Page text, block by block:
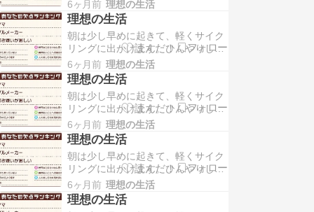
く一日を始められる瞬間です。 帰宅
後は、そのまま家でゆっく…
立ち寄ってコーヒーとパンを買い、
そのまま外でさっと朝食をとりま
す。静かな朝の時間に体を動かしつ
つ、好きな飲み物と一緒に気持ちよ
く一日を始められる瞬間です。 帰宅
後は、そのまま家でゆっく…
6ヶ月前 理想の生活
理想の生活
朝は少し早めに起きて、軽くサイク
リングに出かけます。ひんやりした
空気の中を走りながら、コンビニへ
立ち寄ってコーヒーとパンを買い、
そのまま外でさっと朝食をとりま
す。静かな朝の時間に体を動かしつ
つ、好きな飲み物と一緒に気持ちよ
く一日を始められる瞬間です。 帰宅
後は、そのまま家でゆっく…
6ヶ月前 理想の生活
理想の生活
朝は少し早めに起きて、軽くサイク
リングに出かけます。ひんやりした
空気の中を走りながら、コンビニへ
立ち寄ってコーヒーとパンを買い、
そのまま外でさっと朝食をとりま
す。静かな朝の時間に体を動かしつ
つ、好きな飲み物と一緒に気持ちよ
く一日を始められる瞬間です。 帰宅
後は、そのまま家でゆっく…
6ヶ月前 理想の生活
理想の生活
朝は少し早めに起きて、軽くサイク
リングに出かけます。ひんやりした
空気の中を走りながら、コンビニへ
立ち寄ってコーヒーとパンを買い、
そのまま外でさっと朝食をとりま
6ヶ月前 理想の生活
理想の生活